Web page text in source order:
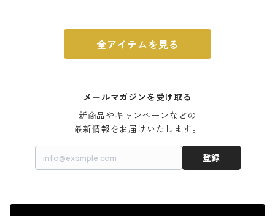
全アイテムを見る
メールマガジンを受け取る
新商品やキャンペーンなどの
最新情報をお届けいたします。
登録